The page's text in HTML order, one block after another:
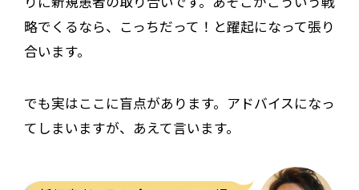
略でくるなら、こっちだって！と躍起になって張り
合います。
でも実はここに盲点があります。アドバイスになっ
てしまいますが、あえて言います。